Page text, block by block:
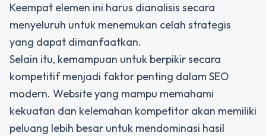
Keempat elemen ini harus dianalisis secara
menyeluruh untuk menemukan celah strategis
yang dapat dimanfaatkan.
Selain itu, kemampuan untuk berpikir secara
kompetitif menjadi faktor penting dalam SEO
modern. Website yang mampu memahami
kekuatan dan kelemahan kompetitor akan memiliki
peluang lebih besar untuk mendominasi hasil